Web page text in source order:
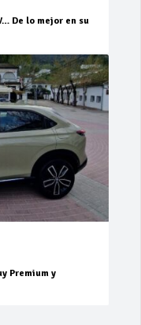
De lo mejor en su
Premium y